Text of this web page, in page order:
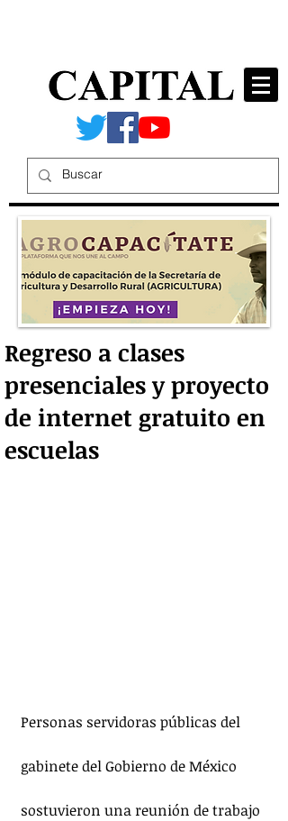
Regreso a clases
presenciales y proyecto
de internet gratuito en
escuelas
Personas servidoras públicas del
gabinete del Gobierno de México
sostuvieron una reunión de trabajo